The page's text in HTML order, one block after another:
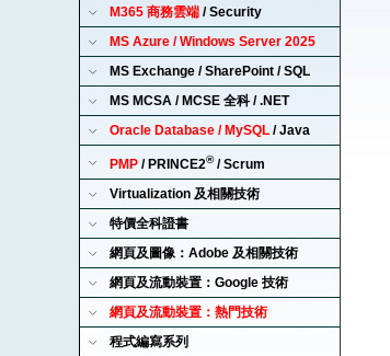
M365 商務雲端 / Security
MS Azure / Windows Server 2025
MS Exchange / SharePoint / SQL
MS MCSA / MCSE 全科 / .NET
Oracle Database / MySQL / Java
PMP / PRINCE2®/ Scrum
Virtualization 及相關技術
特價全科證書
網頁及圖像：Adobe 及相關技術
網頁及流動裝置：Google 技術
網頁及流動裝置：熱門技術
程式編寫系列